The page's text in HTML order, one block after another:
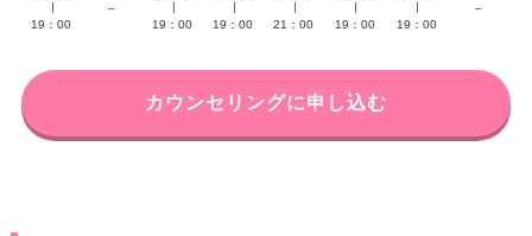
19：00
–
19：00
19：00
21：00
19：00
19：00
–
カウンセリングに申し込む